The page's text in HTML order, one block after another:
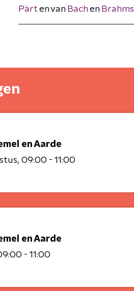
Pärt en van Bach en Brahms
en Aarde
09:00 - 11:00
en Aarde
- 11:00